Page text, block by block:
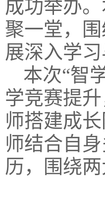
成功举办
聚一堂，
展深入学
本次“智
学竞赛提
师搭建成
师结合自
历，围绕